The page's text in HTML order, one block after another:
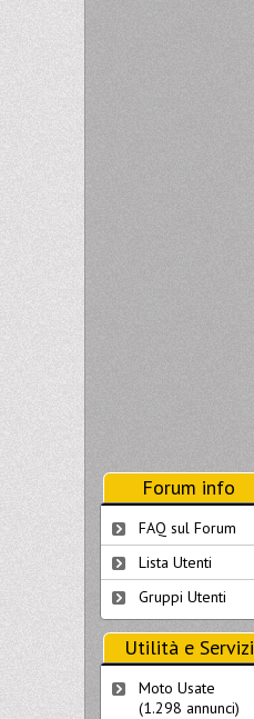
Forum info
FAQ sul Forum
Lista Utenti
Gruppi Utenti
Utilità e Servizi
Moto Usate
(1.298 annunci)